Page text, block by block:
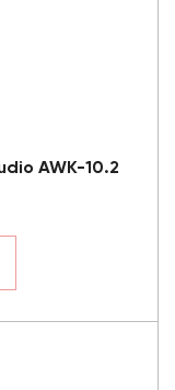
AWK-10.2